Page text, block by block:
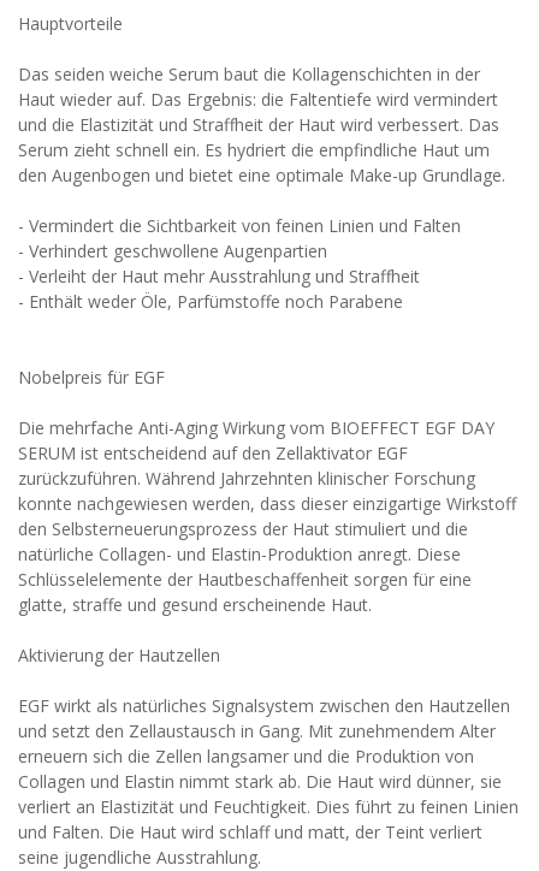
Hauptvorteile
Das seiden weiche Serum baut die Kollagenschichten in der
Haut wieder auf. Das Ergebnis: die Faltentiefe wird vermindert
und die Elastizität und Straffheit der Haut wird verbessert. Das
Serum zieht schnell ein. Es hydriert die empfindliche Haut um
den Augenbogen und bietet eine optimale Make-up Grundlage.
- Vermindert die Sichtbarkeit von feinen Linien und Falten
- Verhindert geschwollene Augenpartien
- Verleiht der Haut mehr Ausstrahlung und Straffheit
- Enthält weder Öle, Parfümstoffe noch Parabene
Nobelpreis für EGF
Die mehrfache Anti-Aging Wirkung vom BIOEFFECT EGF DAY
SERUM ist entscheidend auf den Zellaktivator EGF
zurückzuführen. Während Jahrzehnten klinischer Forschung
konnte nachgewiesen werden, dass dieser einzigartige Wirkstoff
den Selbsterneuerungsprozess der Haut stimuliert und die
natürliche Collagen- und Elastin-Produktion anregt. Diese
Schlüsselelemente der Hautbeschaffenheit sorgen für eine
glatte, straffe und gesund erscheinende Haut.
Aktivierung der Hautzellen
EGF wirkt als natürliches Signalsystem zwischen den Hautzellen
und setzt den Zellaustausch in Gang. Mit zunehmendem Alter
erneuern sich die Zellen langsamer und die Produktion von
Collagen und Elastin nimmt stark ab. Die Haut wird dünner, sie
verliert an Elastizität und Feuchtigkeit. Dies führt zu feinen Linien
und Falten. Die Haut wird schlaff und matt, der Teint verliert
seine jugendliche Ausstrahlung.